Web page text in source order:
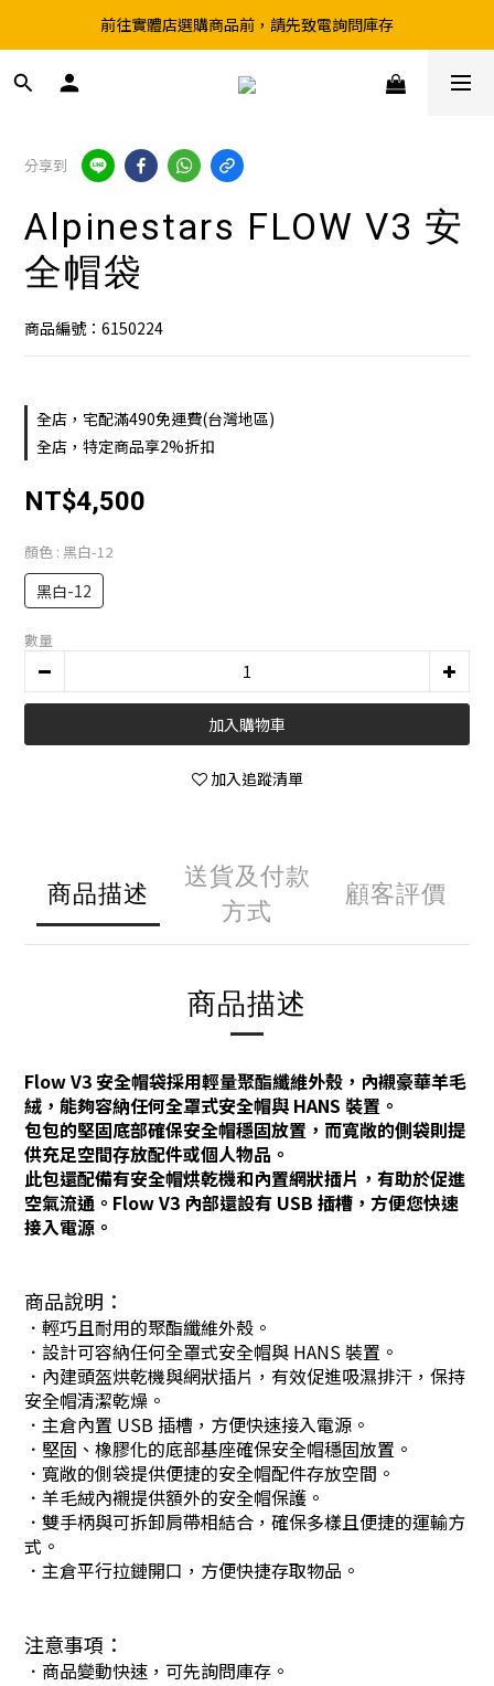
超取滿199、宅配滿490 享免運優惠
前往實體店選購商品前，請先致電詢問庫存
超取滿199、宅配滿490 享免運優惠
分享到
Alpinestars FLOW V3 安
全帽袋
商品編號：6150224
全店，宅配滿490免運費(台灣地區)
全店，特定商品享2%折扣
NT$4,500
顏色 : 黑白-12
黑白-12
數量
加入購物車
加入追蹤清單
商品描述
送貨及付款
方式
顧客評價
商品描述
Flow V3 安全帽袋採用輕量聚酯纖維外殼，內襯豪華羊毛
絨，能夠容納任何全罩式安全帽與 HANS 裝置。
包包的堅固底部確保安全帽穩固放置，而寬敞的側袋則提
供充足空間存放配件或個人物品。
此包還配備有安全帽烘乾機和內置網狀插片，有助於促進
空氣流通。Flow V3 內部還設有 USB 插槽，方便您快速
接入電源。
商品說明：
．輕巧且耐用的聚酯纖維外殼。
． 設計可容納任何全罩式安全帽與 HANS 裝置。
． 內建頭盔烘乾機與網狀插片，有效促進吸濕排汗，保持
安全帽清潔乾燥。
． 主倉內置 USB 插槽，方便快速接入電源。
． 堅固、橡膠化的底部基座確保安全帽穩固放置。
． 寬敞的側袋提供便捷的安全帽配件存放空間。
． 羊毛絨內襯提供額外的安全帽保護。
． 雙手柄與可拆卸肩帶相結合，確保多樣且便捷的運輸方
式。
． 主倉平行拉鏈開口，方便快捷存取物品。
注意事項：
．商品變動快速，可先詢問庫存。